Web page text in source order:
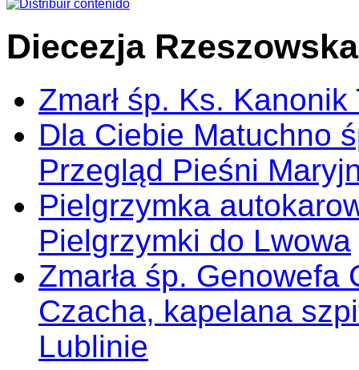
Diecezja Rzeszowska
Zmarł śp. Ks.
Dla Ciebie Matuchno
Przegląd Pieśni
Pielgrzymka
Pielgrzymki do Lwowa
Zmarła śp.
Czacha, kapelana
Lublinie